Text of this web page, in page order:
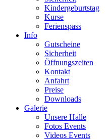
Kindergeburtstag
Kurse
Ferienspass
Info
Gutscheine
Sicherheit
Öffnungszeiten
Kontakt
Anfahrt
Preise
Downloads
Galerie
Unsere Halle
Fotos Events
Videos Events